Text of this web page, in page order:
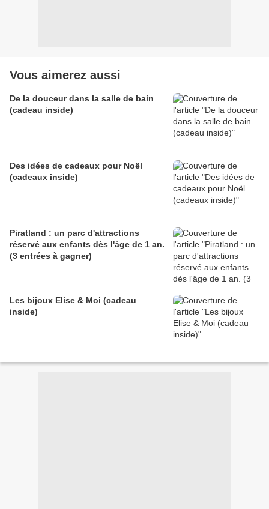
Vous aimerez aussi
De la douceur dans la salle de bain
(cadeau inside)
Des idées de cadeaux pour Noël
(cadeaux inside)
Piratland : un parc d'attractions
réservé aux enfants dès l'âge de 1 an.
(3 entrées à gagner)
Les bijoux Elise & Moi (cadeau
inside)